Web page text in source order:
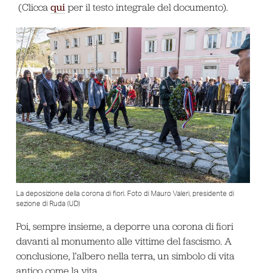
(Clicca quiper il testo integrale del documento).
La deposizione della corona di fiori. Foto di Mauro Valeri, presidente di
sezione di Ruda (UD)
Poi, sempre insieme, a deporre una corona di fiori
davanti al monumento alle vittime del fascismo. A
conclusione, l’albero nella terra, un simbolo di vita
antico come la vita.